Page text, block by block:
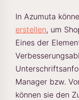
In Azumuta
erstellen, um
Eines der
Manager bzw.
können sie den